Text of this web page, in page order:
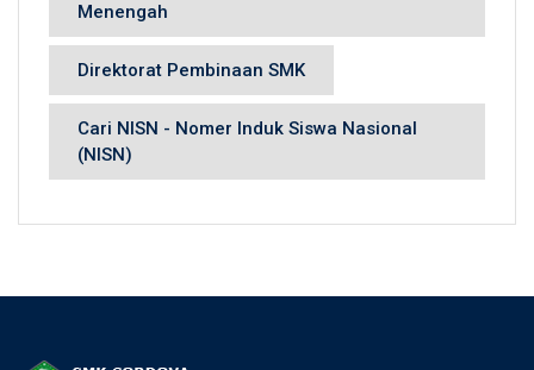
Menengah
Direktorat Pembinaan SMK
Cari NISN - Nomer Induk Siswa Nasional
(NISN)